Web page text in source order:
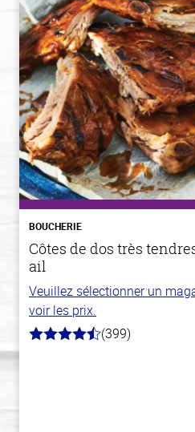
BOUCHERIE
Côtes de dos très
ail
Veuillez sélectionner un
voir les prix.
4.8
(399)